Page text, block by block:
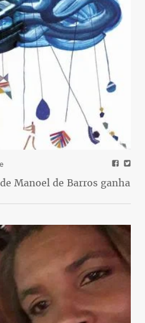
Manoel de Barros ganha